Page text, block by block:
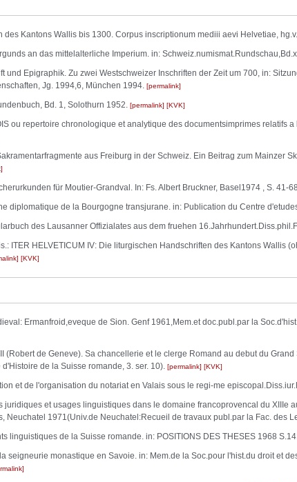
des Kantons Wallis bis 1300. Corpus inscriptionum mediii aevi Helvetiae,
an das mittelalterliche Imperium. in:
und Epigraphik. Zu zwei Westschweizer Inschriften der Zeit um 700, in:
Jg. 1994,6, München 1994. permalink
Bd. 1, Solothurn 1952. permalink KVK
ou repertoire chronologique et analytique des documentsimprimes relatifs
aus Freiburg in der Schweiz. Ein Beitrag zum Mainzer
für Moutier-Grandval. In: Fs. Albert Bruckner, Basel1974 , S. 41-68
diplomatique de la Bourgogne transjurane. in: Publication du Centre
des Lausanner Offizialates aus dem fruehen
ITER HELVETICUM IV: Die liturgischen Handschriften des Kantons Wallis
KVK
Ermanfroid,eveque de Sion. Genf 1961,Mem.et doc.publ.par la
(Robert de Geneve). Sa chancellerie et le clerge Romand au debut du
de la Suisse romande, 3. ser. 10). permalink KVK
et de l'organisation du notariat en Valais sous le regi-me
juridiques et usages linguistiques dans le domaine francoprovencal du XIIIe
Neuchatel 1971(Univ.de Neuchatel:Recueil de travaux publ.par la Fac. des
linguistiques de la Suisse romande. in: POSITIONS DES THESES 1968
seigneurie monastique en Savoie. in: Mem.de la Soc.pour l'hist.du droit et